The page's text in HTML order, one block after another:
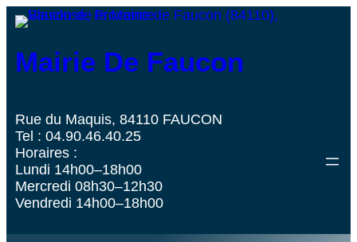
Mairie De Faucon
Rue du Maquis, 84110 FAUCON
Tel : 04.90.46.40.25
Horaires :
Lundi 14h00–18h00
Mercredi 08h30–12h30
Vendredi 14h00–18h00